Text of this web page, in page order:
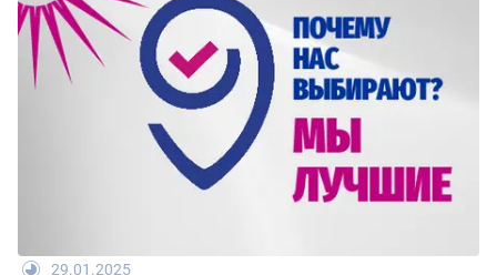
29.01.2025